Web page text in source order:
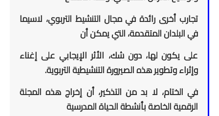
تجارب أخرى رائدة في مجال التنشيط التربوي، لاسيما
في البلدان المتقدمة، التي يمكن أن
على يكون لها، دون شك، الأثر الإيجابي على إغناء
وإثراء وتطوير هذه الصيرورة التنشيطية التربوية.
في الختام، لا بد من التذكير، أن إخراج هذه المجلة
الرقمية الخاصة بأنشطة الحياة المدرسية